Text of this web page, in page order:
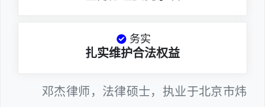
务实
扎实维护合法权益
邓杰律师，法律硕士，执业于北京市炜